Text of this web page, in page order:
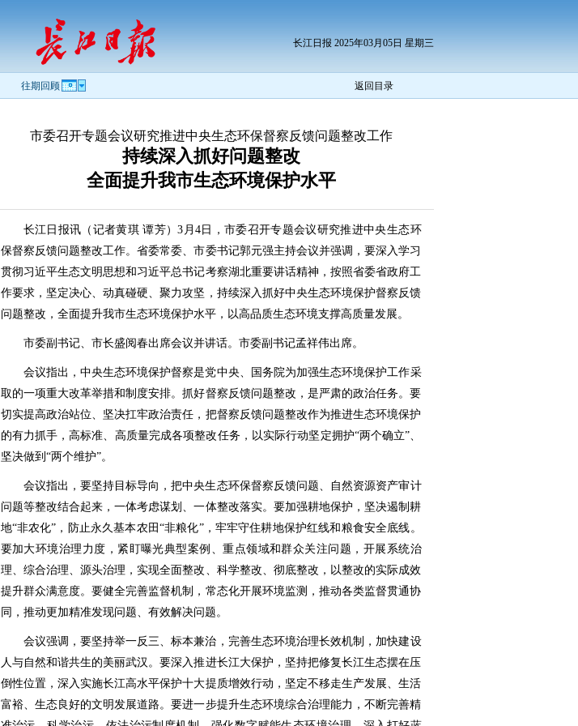
长江日报 2025年03月05日 星期三
往期回顾 返回目录
市委召开专题会议研究推进中央生态环保督察反馈问题整改工作
持续深入抓好问题整改
全面提升我市生态环境保护水平
长江日报讯（记者黄琪 谭芳）3月4日，市委召开专题会议研究推进中央生态环
保督察反馈问题整改工作。省委常委、市委书记郭元强主持会议并强调，要深入学习
贯彻习近平生态文明思想和习近平总书记考察湖北重要讲话精神，按照省委省政府工
作要求，坚定决心、动真碰硬、聚力攻坚，持续深入抓好中央生态环境保护督察反馈
问题整改，全面提升我市生态环境保护水平，以高品质生态环境支撑高质量发展。
市委副书记、市长盛阅春出席会议并讲话。市委副书记孟祥伟出席。
会议指出，中央生态环境保护督察是党中央、国务院为加强生态环境保护工作采
取的一项重大改革举措和制度安排。抓好督察反馈问题整改，是严肃的政治任务。要
切实提高政治站位、坚决扛牢政治责任，把督察反馈问题整改作为推进生态环境保护
的有力抓手，高标准、高质量完成各项整改任务，以实际行动坚定拥护“两个确立”、
坚决做到“两个维护”。
会议指出，要坚持目标导向，把中央生态环保督察反馈问题、自然资源资产审计
问题等整改结合起来，一体考虑谋划、一体整改落实。要加强耕地保护，坚决遏制耕
地“非农化”，防止永久基本农田“非粮化”，牢牢守住耕地保护红线和粮食安全底线。
要加大环境治理力度，紧盯曝光典型案例、重点领域和群众关注问题，开展系统治
理、综合治理、源头治理，实现全面整改、科学整改、彻底整改，以整改的实际成效
提升群众满意度。要健全完善监督机制，常态化开展环境监测，推动各类监督贯通协
同，推动更加精准发现问题、有效解决问题。
会议强调，要坚持举一反三、标本兼治，完善生态环境治理长效机制，加快建设
人与自然和谐共生的美丽武汉。要深入推进长江大保护，坚持把修复长江生态摆在压
倒性位置，深入实施长江高水平保护十大提质增效行动，坚定不移走生产发展、生活
富裕、生态良好的文明发展道路。要进一步提升生态环境综合治理能力，不断完善精